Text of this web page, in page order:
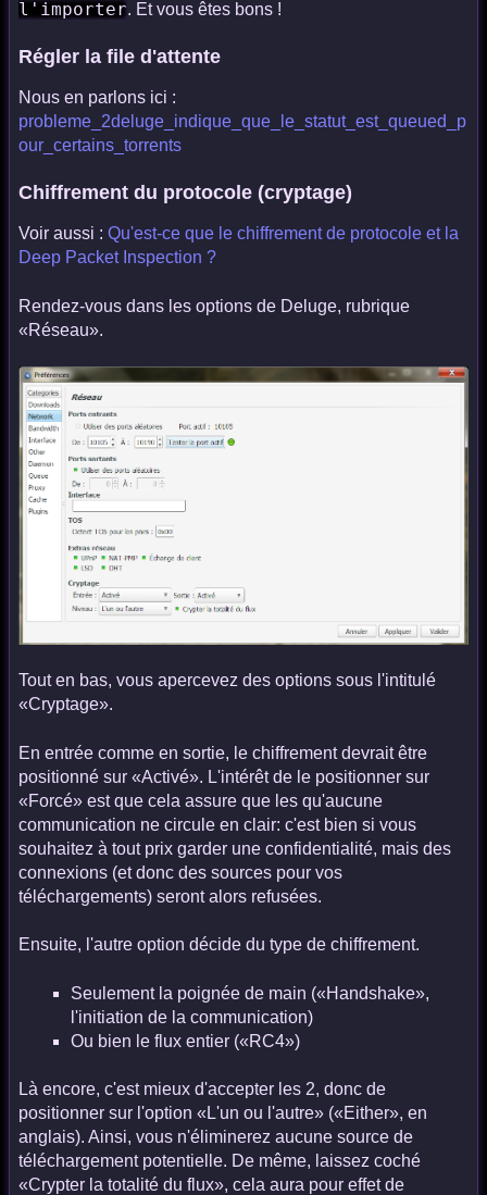
l'importer. Et vous êtes bons !
Régler la file d'attente
Nous en parlons ici :
probleme_2deluge_indique_que_le_statut_est_queued_p
our_certains_torrents
Chiffrement du protocole (cryptage)
Voir aussi : Qu'est-ce que le chiffrement de protocole et la
Deep Packet Inspection ?
Rendez-vous dans les options de Deluge, rubrique
«Réseau».
Tout en bas, vous apercevez des options sous l'intitulé
«Cryptage».
En entrée comme en sortie, le chiffrement devrait être
positionné sur «Activé». L'intérêt de le positionner sur
«Forcé» est que cela assure que les qu'aucune
communication ne circule en clair: c'est bien si vous
souhaitez à tout prix garder une confidentialité, mais des
connexions (et donc des sources pour vos
téléchargements) seront alors refusées.
Ensuite, l'autre option décide du type de chiffrement.
Seulement la poignée de main («Handshake»,
l'initiation de la communication)
Ou bien le flux entier («RC4»)
Là encore, c'est mieux d'accepter les 2, donc de
positionner sur l'option «L'un ou l'autre» («Either», en
anglais). Ainsi, vous n'éliminerez aucune source de
téléchargement potentielle. De même, laissez coché
«Crypter la totalité du flux», cela aura pour effet de